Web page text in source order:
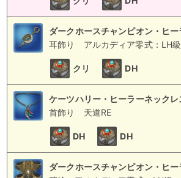
ダークホースチャンピオン・ヒ
耳飾り
アルカディア零式：LH級
クリ DH
ケーツハリー・ヒーラーネックレ
首飾り
天道RE
DH DH
ダークホースチャンピオン・ヒ